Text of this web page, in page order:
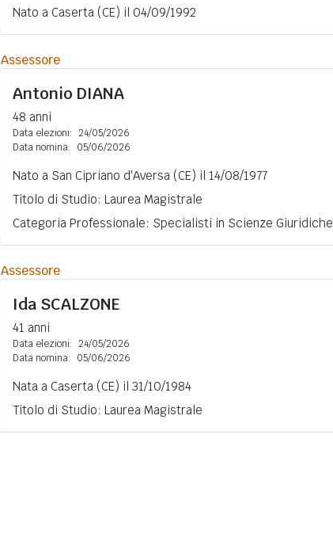
Nato a Caserta (CE) il 04/09/1992
Assessore
Antonio DIANA
48 anni
Data elezioni: 24/05/2026
Data nomina:
05/06/2026
Nato a San Cipriano d'Aversa (CE) il 14/08/1977
Titolo di Studio: Laurea Magistrale
Categoria Professionale: Specialisti in Scienze Giuridiche
Assessore
Ida SCALZONE
41 anni
Data elezioni: 24/05/2026
Data nomina:
05/06/2026
Nata a Caserta (CE) il 31/10/1984
Titolo di Studio: Laurea Magistrale